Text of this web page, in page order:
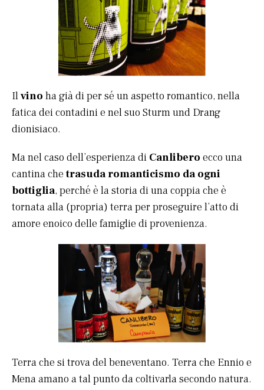
Ilvino ha già di per sé un aspetto romantico, nella
fatica dei contadini e nel suo Sturm und Drang
dionisiaco.
Ma nel caso dell’esperienza di Canlibero ecco una
cantina che trasuda romanticismo da ogni
bottiglia, perché è la storia di una coppia che è
tornata alla (propria) terra per proseguire l’atto di
amore enoico delle famiglie di provenienza.
Terra che si trova del beneventano. Terra che Ennio e
Mena amano a tal punto da coltivarla secondo natura.